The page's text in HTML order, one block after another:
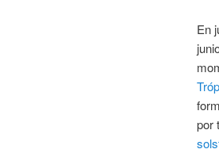
En
por